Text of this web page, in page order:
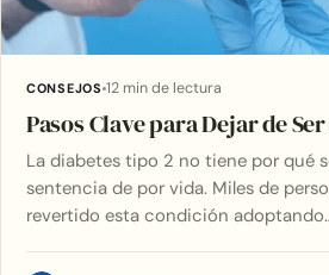
CONSEJOS 12 min de lectura
Pasos Clave para Dejar de
La diabetes tipo 2 no tiene por qué
sentencia de por vida. Miles de
revertido esta condición